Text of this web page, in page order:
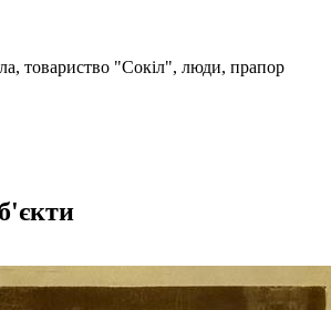
товариство "Сокіл", люди, прапор